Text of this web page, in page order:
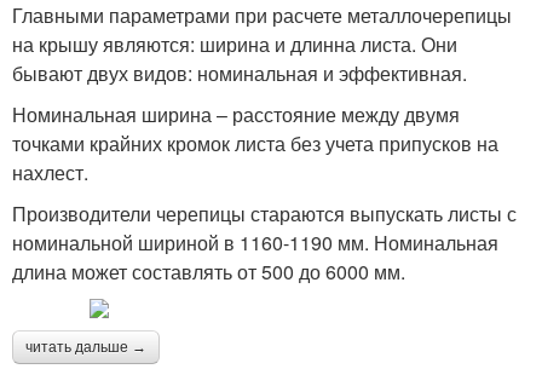
Главными параметрами при расчете металлочерепицы
на крышу являются: ширина и длинна листа. Они
бывают двух видов: номинальная и эффективная.
Номинальная ширина – расстояние между двумя
точками крайних кромок листа без учета припусков на
нахлест.
Производители черепицы стараются выпускать листы с
номинальной шириной в 1160-1190 мм. Номинальная
длина может составлять от 500 до 6000 мм.
читать дальше →